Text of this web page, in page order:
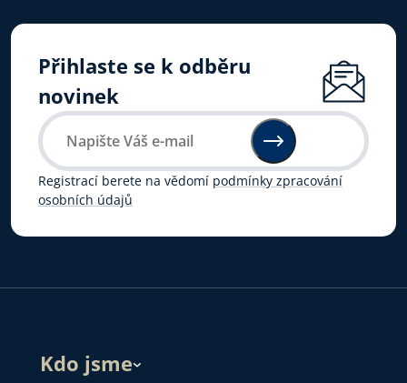
Přihlaste se k odběru
novinek
Registrací berete na vědomí podmínky zpracování
osobních údajů
Kdo jsme